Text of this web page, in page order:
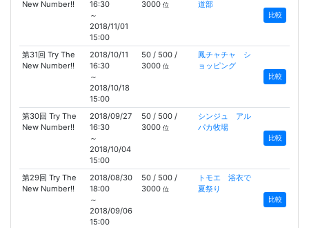
New Number!!
16:30
～
2018/11/01
15:00
3000位 道部
比較
第31回 Try The
New Number!!
2018/10/11
16:30
～
2018/10/18
15:00
50 / 500 /
3000位
鳳チャチャ シ
ョッピング
比較
第30回 Try The
New Number!!
2018/09/27
16:30
～
2018/10/04
15:00
50 / 500 /
3000位
シンジュ アル
パカ牧場
比較
第29回 Try The
New Number!!
2018/08/30
18:00
～
2018/09/06
15:00
50 / 500 /
3000位
トモエ 浴衣で
夏祭り
比較